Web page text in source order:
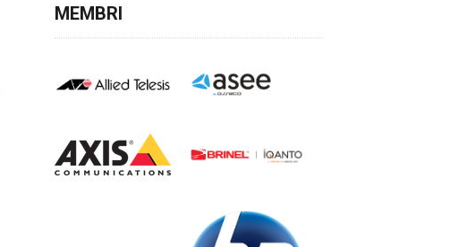
MEMBRI